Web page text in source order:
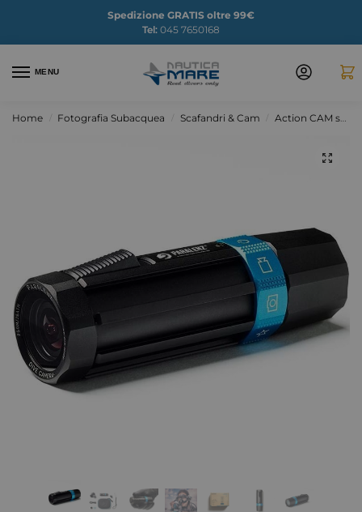
Spedizione GRATIS oltre 99€
Tel: 045 7650168
MENU
Home Fotografia Subacquea Scafandri & Cam Action CAM subacquea